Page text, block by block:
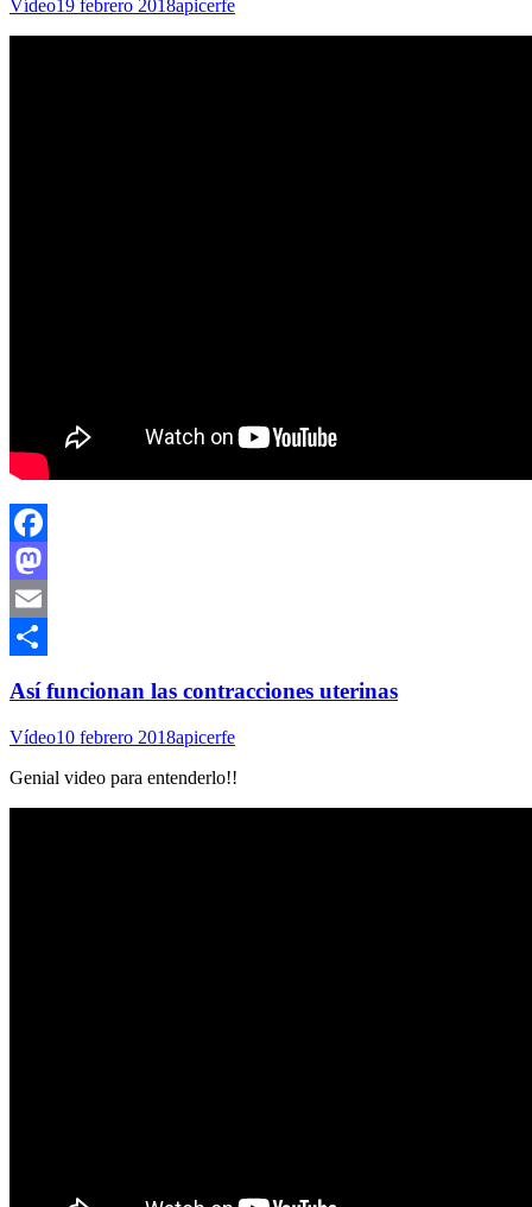
Vídeo19 febrero 2018apicerfe
Facebook
Mastodon
Email
Así funcionan las contracciones uterinas
Vídeo10 febrero 2018apicerfe
Genial video para entenderlo!!